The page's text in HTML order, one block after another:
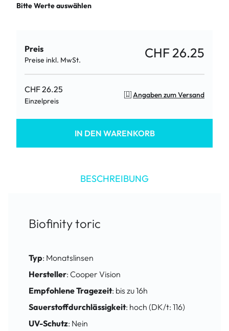
Bitte Werte auswählen
Preis
Preise inkl. MwSt. CHF 26.25
CHF 26.25
Einzelpreis
Angaben zum Versand
IN DEN WARENKORB
BESCHREIBUNG
Biofinity toric
Typ: Monatslinsen
Hersteller: Cooper Vision
Empfohlene Tragezeit: bis zu 16h
Sauerstoffdurchlässigkeit: hoch (DK/t: 116)
UV-Schutz: Nein